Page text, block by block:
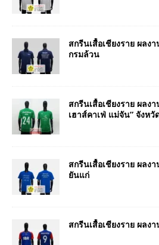
สกรีนเสื้อเชียงราย ผลง
กรมล้วน
สกรีนเสื้อเชียงราย ผลง
เฮาส์คาเฟ่ แม่จัน” จังหวั
สกรีนเสื้อเชียงราย ผลง
ยันแก่
สกรีนเสื้อเชียงราย ผลง